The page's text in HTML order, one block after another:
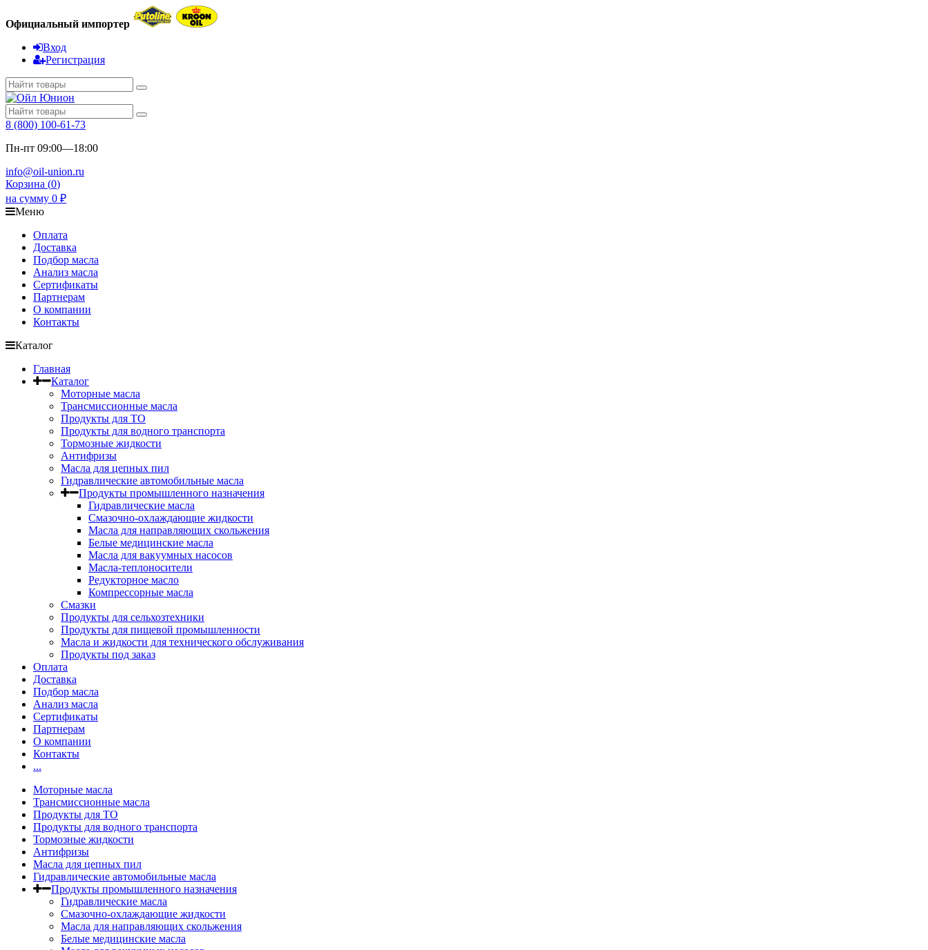
Официальный импортер
Вход
Регистрация
8 (800) 100-61-73
Пн-пт 09:00—18:00
info@oil-union.ru
Корзина (0)
на сумму 0 ₽
Меню
Оплата
Доставка
Подбор масла
Анализ масла
Сертификаты
Партнерам
О компании
Контакты
Каталог
Главная
Каталог
Моторные масла
Трансмиссионные масла
Продукты для ТО
Продукты для водного транспорта
Тормозные жидкости
Антифризы
Масла для цепных пил
Гидравлические автомобильные масла
Продукты промышленного назначения
Гидравлические масла
Cмазочно-охлаждающие жидкости
Масла для направляющих скольжения
Белые медицинские масла
Масла для вакуумных насосов
Масла-теплоносители
Редукторное масло
Компрессорные масла
Смазки
Продукты для сельхозтехники
Продукты для пищевой промышленности
Масла и жидкости для технического обслуживания
Продукты под заказ
Оплата
Доставка
Подбор масла
Анализ масла
Сертификаты
Партнерам
О компании
Контакты
...
Моторные масла
Трансмиссионные масла
Продукты для ТО
Продукты для водного транспорта
Тормозные жидкости
Антифризы
Масла для цепных пил
Гидравлические автомобильные масла
Продукты промышленного назначения
Гидравлические масла
Cмазочно-охлаждающие жидкости
Масла для направляющих скольжения
Белые медицинские масла